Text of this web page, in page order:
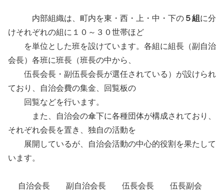
内部組織は、町内を東・西・上・中・下の ５組 に分
けそれぞれの組に１０～３０世帯ほど
を単位とした班を設けています。各組に組長（副自治
会長）各班に班長（班長の中から、
伍長会長・副伍長会長が選任されている）が設けられ
ており、自治会費の集金、回覧板の
回覧などを行います。
また、自治会の傘下に各種団体が構成されており、
それぞれ会長を置き、独自の活動を
展開しているが、自治会活動の中心的役割を果たして
います。
自治会長 副自治会長 伍長会長 伍長副会